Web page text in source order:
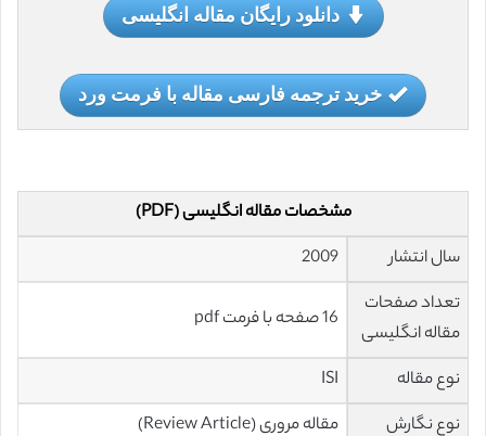
دانلود رایگان مقاله انگلیسی
خرید ترجمه فارسی مقاله با فرمت ورد
مشخصات مقاله انگلیسی (PDF)
سال انتشار
2009
تعداد صفحات
مقاله انگلیسی
16 صفحه با فرمت pdf
نوع مقاله
ISI
نوع نگارش
مقاله مروری (Review Article)